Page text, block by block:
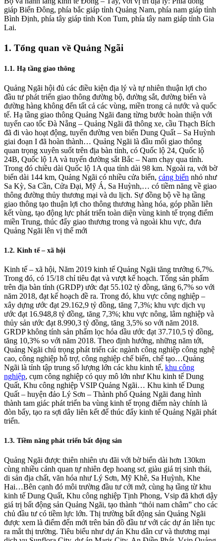
giáp Biển Đông, phía bắc giáp tỉnh Quảng Nam, phía nam giáp tỉnh
Bình Định, phía tây giáp tỉnh Kon Tum, phía tây nam giáp tỉnh Gia
Lai.
1. Tổng quan về Quảng Ngãi
1.1. Hạ tầng giao thông
Quảng Ngãi hội đủ các điều kiện địa lý và tự nhiên thuận lợi cho
đầu tư phát triển giao thông đường bộ, đường sắt, đường biển và
đường hàng không đến tất cả các vùng, miền trong cả nước và quốc
tế. Hạ tầng giao thông Quảng Ngãi đang từng bước hoàn thiện với
tuyến cao tốc Đà Nẵng – Quảng Ngãi đã thông xe, cầu Thạch Bích
đã đi vào hoạt động, tuyến đường ven biển Dung Quất – Sa Huỳnh
giai đoạn I đã hoàn thành… Quảng Ngãi là đầu mối giao thông
quan trọng xuyên suốt trên địa bàn tỉnh, có Quốc lộ 24, Quốc lộ
24B, Quốc lộ 1A và tuyến đường sắt Bắc – Nam chạy qua tỉnh.
Trong đó chiều dài Quốc lộ 1A qua tỉnh dài 98 km. Ngoài ra, với bờ
biển dài 144 km, Quảng Ngãi có nhiều cửa biển, cảng biển nhỏ như
Sa Kỳ, Sa Cần, Cửa Đại, Mỹ Á, Sa Huỳnh,… có tiềm năng về giao
thông đường thủy thương mại và du lịch. Sự đồng bộ về hạ tầng
giao thông tạo thuận lợi cho thông thương hàng hóa, góp phần liên
kết vùng, tạo động lực phát triển toàn diện vùng kinh tế trọng điểm
miền Trung, thúc đẩy giao thương trong và ngoài khu vực, đưa
Quảng Ngãi lên vị thế mới
1.2. Kinh tế – xã hội
Kinh tế – xã hội, Năm 2019 kinh tế Quảng Ngãi tăng trưởng 6,7%.
Trong đó, có 15/18 chỉ tiêu đạt và vượt kế hoạch. Tổng sản phẩm
trên địa bàn tỉnh (GRDP) ước đạt 55.102 tỷ đồng, tăng 6,7% so với
năm 2018, đạt kế hoạch đề ra. Trong đó, khu vực công nghiệp –
xây dựng ước đạt 29.162,9 tỷ đồng, tăng 7,3%; khu vực dịch vụ
ước đạt 16.948,8 tỷ đồng, tăng 7,3%; khu vực nông, lâm nghiệp và
thủy sản ước đạt 8.990,3 tỷ đồng, tăng 3,5% so với năm 2018.
GRDP không tính sản phẩm lọc hóa dầu ước đạt 37.710,5 tỷ đồng,
tăng 10,3% so với năm 2018. Theo định hướng, những năm tới,
Quảng Ngãi chú trọng phát triển các ngành công nghiệp công nghệ
cao, công nghiệp hỗ trợ, công nghiệp chế biến, chế tạo…Quảng
Ngãi là tỉnh tập trung số lượng lớn các khu kinh tế, khu công
nghiệp, cụm công nghiệp có quy mô lớn như Khu kinh tế Dung
Quất, Khu công nghiệp VSIP Quảng Ngãi… Khu kinh tế Dung
Quất – huyện đảo Lý Sơn – Thành phố Quảng Ngãi đang hình
thành tam giác phát triển ba vùng kinh tế trọng điểm này chính là
đòn bẩy, tạo ra sợi dây liên kết để thúc đẩy kinh tế Quảng Ngãi phát
triển.
1.3. Tiềm năng phát triển bất động sản
Quảng Ngãi được thiên nhiên ưu đãi với bờ biển dài hơn 130km
cùng nhiều cảnh quan tự nhiên đẹp hoang sơ, giàu giá trị sinh thái,
di sản địa chất, văn hóa như Lý Sơn, Mỹ Khê, Sa Huỳnh, Khe
Hai…Bên cạnh đó môi trường đầu tư cởi mở, cùng hạ tầng từ khu
kinh tế Dung Quất, Khu công nghiệp Tịnh Phong, Vsip đã khơi dậy
giá trị bất động sản Quảng Ngãi, tạo thành “thỏi nam châm” cho các
chủ đầu tư có tiềm lực lớn. Thị trường bất động sản Quảng Ngãi
được xem là điểm đến mới trên bản đồ đầu tư với các dự án liên tục
ra mắt thị trường. Tiêu biểu như dự án Khu dân cư và thương mại